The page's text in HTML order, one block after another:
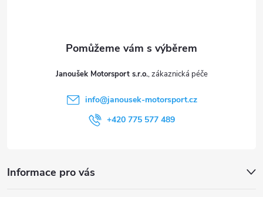
Janoušek Motorsport s.r.o.
info@janousek-motorsport.cz
+420 775 577 489
Informace pro vás